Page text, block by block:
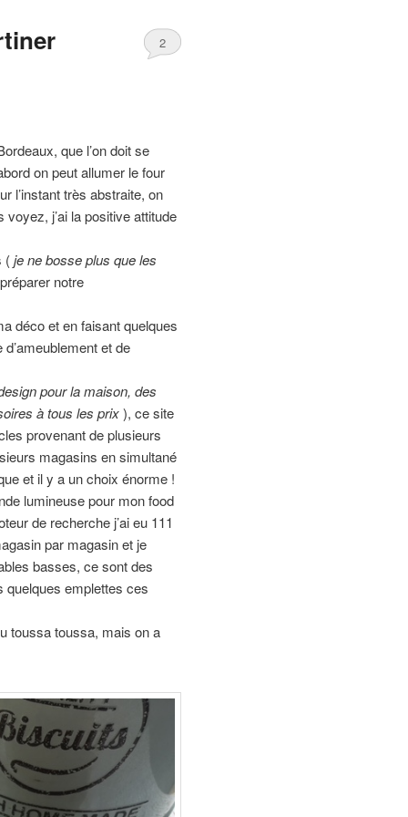
2
que l’on doit se
on peut allumer le four
l’instant très abstraite, on
j’ai la positive attitude
(je ne bosse plus que les
notre
déco et en faisant quelques
et de
pour la maison, des
à tous les prix), ce site
provenant de plusieurs
magasins en simultané
et il y a un choix énorme !
lumineuse pour mon food
de recherche j’ai eu 111
par magasin et je
basses, ce sont des
quelques emplettes ces
toussa toussa, mais on a